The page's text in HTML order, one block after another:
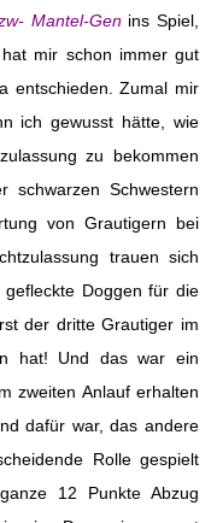
Mantel-Genins Spiel,
mir schon immer gut
entschieden. Zumal mir
ich gewusst hätte, wie
zu bekommen
Schwestern
von Grautigern bei
trauen sich
Doggen für die
der dritte Grautiger im
hat! Und das war ein
zweiten Anlauf erhalten
dafür war, das andere
Rolle gespielt
12 Punkte Abzug